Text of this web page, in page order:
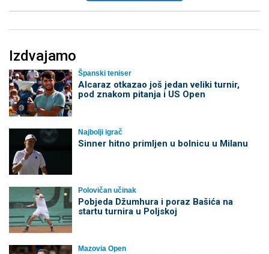
Izdvajamo
Španski teniser
Alcaraz otkazao još jedan veliki turnir,
pod znakom pitanja i US Open
Najbolji igrač
Sinner hitno primljen u bolnicu u Milanu
Polovičan učinak
Pobjeda Džumhura i poraz Bašića na
startu turnira u Poljskoj
Mazovia Open